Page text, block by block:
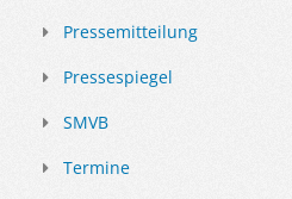
Pressemitteilung
Pressespiegel
SMVB
Termine